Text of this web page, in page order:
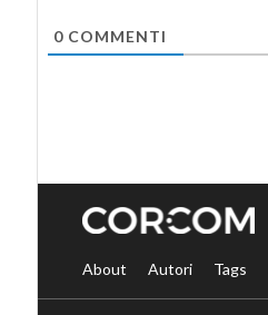
0COMMENTI
About Autori Tags